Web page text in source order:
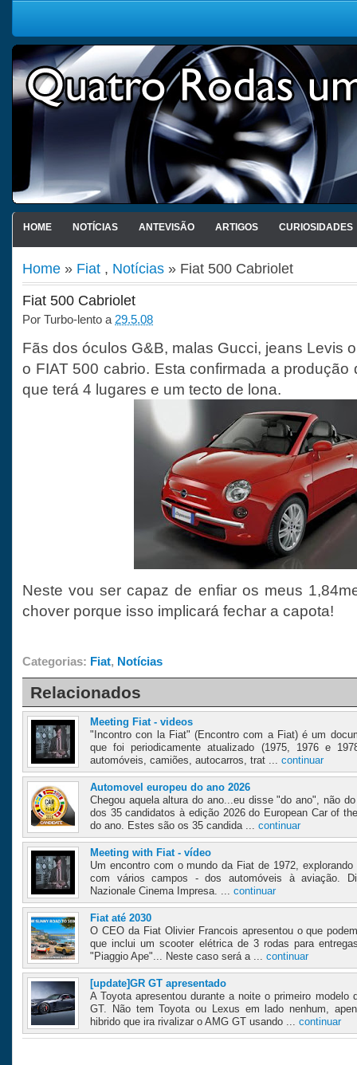
HOME NOTÍCIAS ANTEVISÃO ARTIGOS CURIOSIDADES
Home » Fiat , Notícias » Fiat 500 Cabriolet
Fiat 500 Cabriolet
Por Turbo-lento a 29.5.08
Fãs dos óculos G&B, malas Gucci, jeans Levis
o FIAT 500 cabrio. Esta confirmada a produção
que terá 4 lugares e um tecto de lona.
Neste vou ser capaz de enfiar os meus
chover porque isso implicará fechar a capota!
Categorias: Fiat, Notícias
Relacionados
Meeting Fiat - videos
"Incontro con la Fiat" (Encontro com a Fiat) é um
que foi periodicamente atualizado (1975, 1976 e
automóveis, camiões, autocarros, trat ... continuar
Automovel europeu do ano 2026
Chegou aquela altura do ano...eu disse "do ano", não
dos 35 candidatos à edição 2026 do European Car of
do ano. Estes são os 35 candida ... continuar
Meeting with Fiat - vídeo
Um encontro com o mundo da Fiat de 1972,
com vários campos - dos automóveis à aviação.
Nazionale Cinema Impresa. ... continuar
Fiat até 2030
O CEO da Fiat Olivier Francois apresentou o que
que inclui um scooter elétrica de 3 rodas para
"Piaggio Ape"... Neste caso será a ... continuar
[update]GR GT apresentado
A Toyota apresentou durante a noite o primeiro modelo
GT. Não tem Toyota ou Lexus em lado nenhum,
hibrido que ira rivalizar o AMG GT usando ... continuar